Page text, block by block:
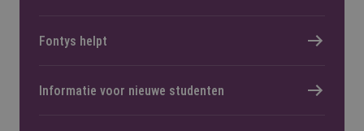
Fontys helpt
Informatie voor nieuwe studenten